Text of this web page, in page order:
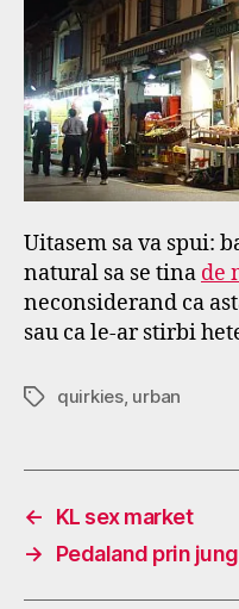
Uitasem sa va spui:
natural sa se tina de
neconsiderand ca
sau ca le-ar stirbi
Tagsquirkies, urban
←
KL sex market
→
Pedaland prin